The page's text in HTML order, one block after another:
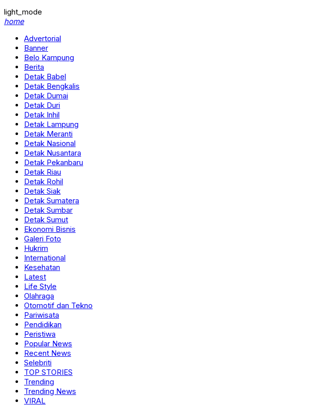
light_mode
home
Advertorial
Banner
Belo Kampung
Berita
Detak Babel
Detak Bengkalis
Detak Dumai
Detak Duri
Detak Inhil
Detak Lampung
Detak Meranti
Detak Nasional
Detak Nusantara
Detak Pekanbaru
Detak Riau
Detak Rohil
Detak Siak
Detak Sumatera
Detak Sumbar
Detak Sumut
Ekonomi Bisnis
Galeri Foto
Hukrim
International
Kesehatan
Latest
Life Style
Olahraga
Otomotif dan Tekno
Pariwisata
Pendidikan
Peristiwa
Popular News
Recent News
Selebriti
TOP STORIES
Trending
Trending News
VIRAL